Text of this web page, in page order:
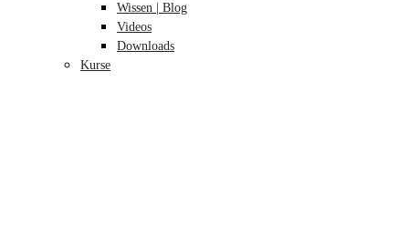
Wissen | Blog
Videos
Downloads
Kurse